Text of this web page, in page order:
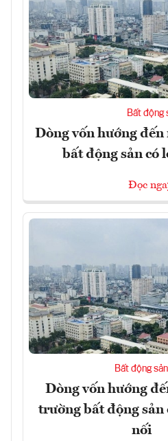
Bất động
Dòng vốn hướng
bất động sản có
Đọc
Bất động sản
Dòng vốn hướng
trường bất động sản
nối